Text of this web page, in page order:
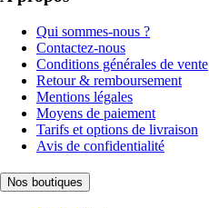
Qui sommes-nous ?
Contactez-nous
Conditions générales de vente
Retour & remboursement
Mentions légales
Moyens de paiement
Tarifs et options de livraison
Avis de confidentialité
Nos boutiques